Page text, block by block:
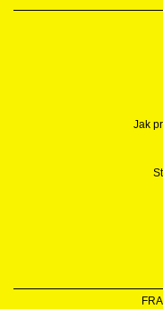
Jak